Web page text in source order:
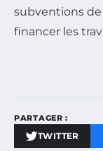
subventions de
financer les
PARTAGER :
TWITTER